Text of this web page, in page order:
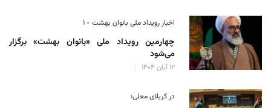
اخبار رویداد ملی بانوان بهشت - ۱
چهارمین رویداد ملی «بانوان بهشت» برگزار
می‌شود
۱۲ آبان ۱۴۰۴
در کربلای معلی؛